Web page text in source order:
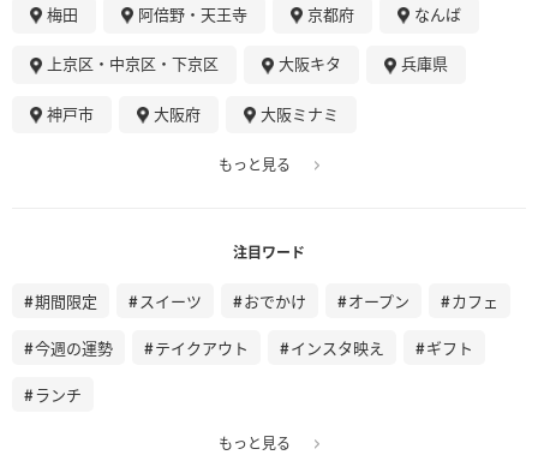
梅田 阿倍野・天王寺 京都府 なんば
上京区・中京区・下京区 大阪キタ 兵庫県
神戸市 大阪府 大阪ミナミ
もっと見る
注目ワード
期間限定 スイーツ おでかけ オープン カフェ
今週の運勢 テイクアウト インスタ映え ギフト
ランチ
もっと見る